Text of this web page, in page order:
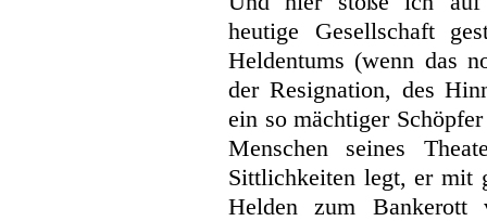
heutige Gesellschaft
Heldentums (wenn das
der Resignation, des
ein so mächtiger
Menschen seines
Sittlichkeiten legt, er mit
Helden zum Bankerott